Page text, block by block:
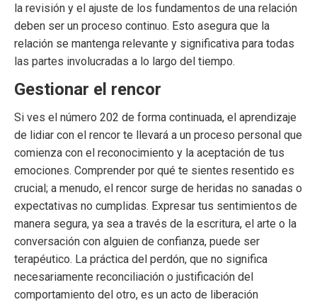
la revisión y el ajuste de los fundamentos de una relación
deben ser un proceso continuo. Esto asegura que la
relación se mantenga relevante y significativa para todas
las partes involucradas a lo largo del tiempo.
Gestionar el rencor
Si ves el número 202 de forma continuada, el aprendizaje
de lidiar con el rencor te llevará a un proceso personal que
comienza con el reconocimiento y la aceptación de tus
emociones. Comprender por qué te sientes resentido es
crucial; a menudo, el rencor surge de heridas no sanadas o
expectativas no cumplidas. Expresar tus sentimientos de
manera segura, ya sea a través de la escritura, el arte o la
conversación con alguien de confianza, puede ser
terapéutico. La práctica del perdón, que no significa
necesariamente reconciliación o justificación del
comportamiento del otro, es un acto de liberación